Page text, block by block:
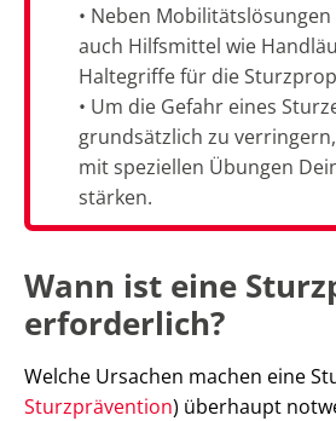
• Neben
auch Hilfsmittel wie
Haltegriffe für die
• Um die Gefahr eines
grundsätzlich zu
mit speziellen Übungen
stärken.
Wann ist eine
erforderlich?
Welche Ursachen machen eine
Sturzprävention) überhaupt